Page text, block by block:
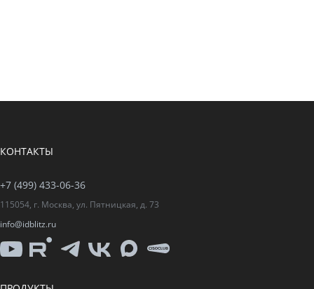
КОНТАКТЫ
+7 (499) 433-06-36
115054, г. Москва, ул. Пятницкая, д. 73
info@idblitz.ru
YouTubeRutubeTelegram
VK Max
CISO